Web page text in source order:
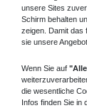
unsere Sites
Schirm behalten
zeigen. Damit das
sie unsere
Wenn Sie auf
die wesentliche
Infos finden Sie in